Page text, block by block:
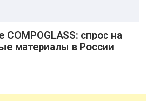
COMPOGLASS: спрос на
материалы в России